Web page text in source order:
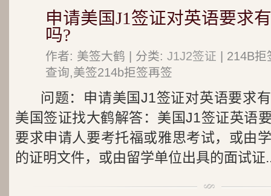
申请美国J1签证对英语要求
吗?
作者: 美签大鹤 | 分类: J1J2签证 | 214B
查询,美签214b拒签再签
问题：申请美国J1签证对英语要求
美国签证找大鹤解答：美国J1签证英语
要求申请人要考托福或雅思考试，或由
的证明文件，或由留学单位出具的面试证